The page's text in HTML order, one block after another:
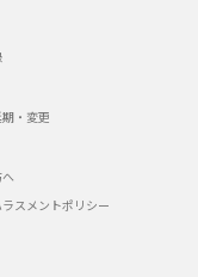
・変更
スメントポリシー